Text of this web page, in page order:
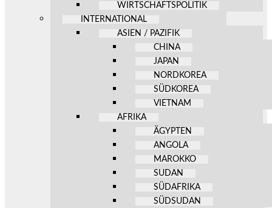
WIRTSCHAFTSPOLITIK
INTERNATIONAL
ASIEN / PAZIFIK
CHINA
JAPAN
NORDKOREA
SÜDKOREA
VIETNAM
AFRIKA
ÄGYPTEN
ANGOLA
MAROKKO
SUDAN
SÜDAFRIKA
SÜDSUDAN